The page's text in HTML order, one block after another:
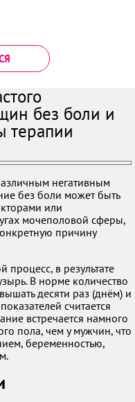
без боли и
терапии
негативным
без боли может быть
или
мочеполовой сферы,
причину
процесс, в результате
В норме количество
десяти раз (днём) и
считается
встречается намного
пола, чем у мужчин, что
беременностью,